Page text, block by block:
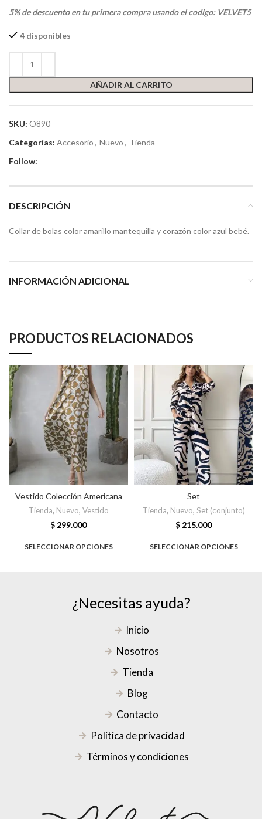
5% de descuento en tu primera compra usando el codigo: VELVET5
4 disponibles
AÑADIR AL CARRITO
SKU: O890
Categorías: Accesorio, Nuevo, Tienda
Follow:
DESCRIPCIÓN
Collar de bolas color amarillo mantequilla y corazón color azul bebé.
INFORMACIÓN ADICIONAL
PRODUCTOS RELACIONADOS
Vestido Colección Americana
Tienda, Nuevo, Vestido
$ 299.000
SELECCIONAR OPCIONES
Set
Tienda, Nuevo, Set (conjunto)
$ 215.000
SELECCIONAR OPCIONES
¿Necesitas ayuda?
Inicio
Nosotros
Tienda
Blog
Contacto
Política de privacidad
Términos y condiciones